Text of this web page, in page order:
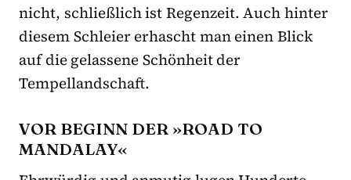
nicht, schließlich ist Regenzeit. Auch hinter
diesem Schleier erhascht man einen Blick
auf die gelassene Schönheit der
Tempellandschaft.
VOR BEGINN DER »ROAD TO
MANDALAY«